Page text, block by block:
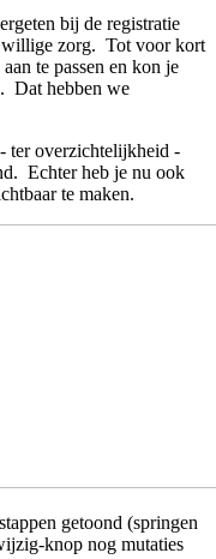
bij de registratie
zorg. Tot voor kort
te passen en kon je
Dat hebben we
ter overzichtelijkheid -
Echter heb je nu ook
te maken.
getoond (springen
knop nog mutaties